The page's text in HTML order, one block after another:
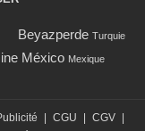
Beyazperde Turquie
México Mexique
CGU CGV